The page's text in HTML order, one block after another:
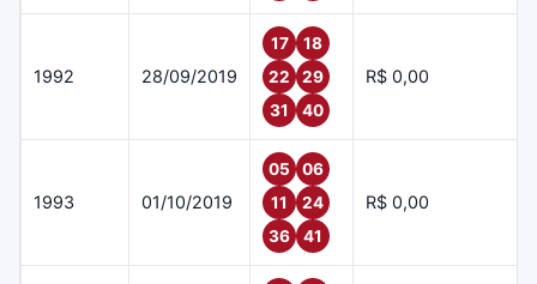
1992 28/09/2019
17
18
22
29
31
40
R$ 0,00
1993 01/10/2019
05
06
11
24
36
41
R$ 0,00